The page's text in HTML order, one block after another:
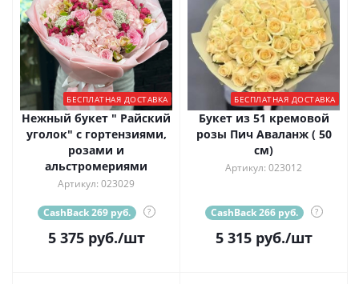
БЕСПЛАТНАЯ ДОСТАВКА
Нежный букет " Райский
уголок" с гортензиями,
розами и
альстромериями
Артикул: 023029
CashBack 269 руб. ?
5 375руб./шт
БЕСПЛАТНАЯ ДОСТАВКА
Букет из 51 кремовой
розы Пич Аваланж ( 50
см)
Артикул: 023012
CashBack 266 руб. ?
5 315руб./шт